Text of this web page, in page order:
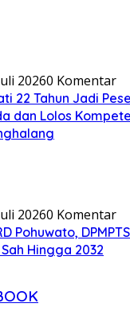
20260 Komentar
22 Tahun Jadi
dan Lolos
20260 Komentar
Pohuwato,
Hingga 2032